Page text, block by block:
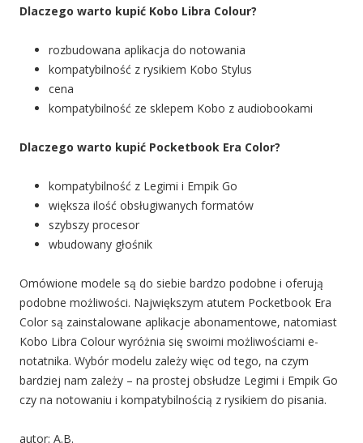
Dlaczego warto kupić Kobo Libra Colour?
rozbudowana aplikacja do notowania
kompatybilność z rysikiem Kobo Stylus
cena
kompatybilność ze sklepem Kobo z audiobookami
Dlaczego warto kupić Pocketbook Era Color?
kompatybilność z Legimi i Empik Go
większa ilość obsługiwanych formatów
szybszy procesor
wbudowany głośnik
Omówione modele są do siebie bardzo podobne i oferują
podobne możliwości. Największym atutem Pocketbook Era
Color są zainstalowane aplikacje abonamentowe, natomiast
Kobo Libra Colour wyróżnia się swoimi możliwościami e-
notatnika. Wybór modelu zależy więc od tego, na czym
bardziej nam zależy – na prostej obsłudze Legimi i Empik Go
czy na notowaniu i kompatybilnością z rysikiem do pisania.
autor: A.B.